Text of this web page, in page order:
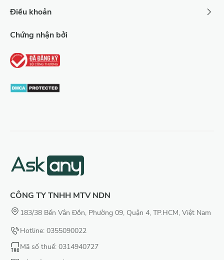
Điều khoản
Chứng nhận bởi
CÔNG TY TNHH MTV NDN
183/38 Bến Vân Đồn, Phường 09, Quận 4, TP.HCM, Việt Nam
Hotline: 0355090022
Mã số thuế: 0314940727